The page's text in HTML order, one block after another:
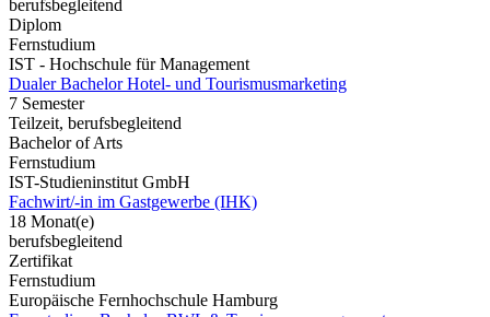
berufsbegleitend
Diplom
Fernstudium
IST - Hochschule für Management
Dualer Bachelor Hotel- und Tourismusmarketing
7 Semester
Teilzeit, berufsbegleitend
Bachelor of Arts
Fernstudium
IST-Studieninstitut GmbH
Fachwirt/-in im Gastgewerbe (IHK)
18 Monat(e)
berufsbegleitend
Zertifikat
Fernstudium
Europäische Fernhochschule Hamburg